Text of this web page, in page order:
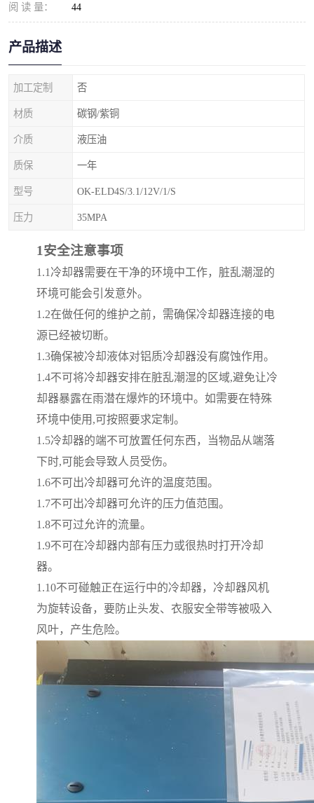
阅 读 量： 44
产品描述
加工定制 否
材质 碳钢/紫铜
介质 液压油
质保 一年
型号 OK-ELD4S/3.1/12V/1/S
压力 35MPA
1安全注意事项
1.1 冷却器需要在干净的环境中工作，脏乱潮湿的
环境可能会引发意外。
1.2在做任何的维护之前，需确保冷却器连接的电
源已经被切断。
1.3确保被冷却液体对铝质冷却器没有腐蚀作用。
1.4不可将冷却器安排在脏乱潮湿的区域,避免让冷
却器暴露在雨潜在爆炸的环境中。如需要在特殊
环境中使用 ,可按照要求定制。
1.5冷却器的端不可放置任何东西，当物品从端落
下时,可能会导致人员受伤。
1.6不可出冷却器可允许的温度范围。
1.7不可出冷却器可允许的压力值范围。
1.8不可过允许的流量。
1.9不可在冷却器内部有压力或很热时打开冷却
器。
1.10不可碰触正在运行中的冷却器，冷却器风机
为旋转设备，要防止头发、衣服安全带等被吸入
风叶，产生危险。